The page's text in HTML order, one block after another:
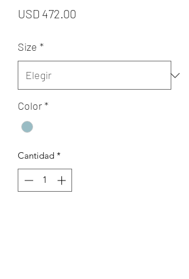
USD 472.00
Size *
Color*
Cantidad *